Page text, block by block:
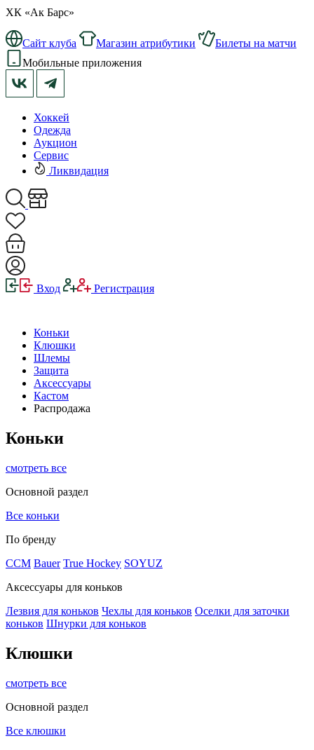
ХК «Ак Барс»
Сайт клуба Магазин атрибутики
Билеты на матчи
Мобильные приложения
Хоккей
Одежда
Аукцион
Сервис
Ликвидация
Вход Регистрация
Коньки
Клюшки
Шлемы
Защита
Аксессуары
Кастом
Распродажа
Коньки
смотреть все
Основной раздел
Все коньки
По бренду
ССМ Bauer True Hockey SOYUZ
Аксессуары для коньков
Лезвия для коньков Чехлы для коньков Оселки для заточки
коньков Шнурки для коньков
Клюшки
смотреть все
Основной раздел
Все клюшки